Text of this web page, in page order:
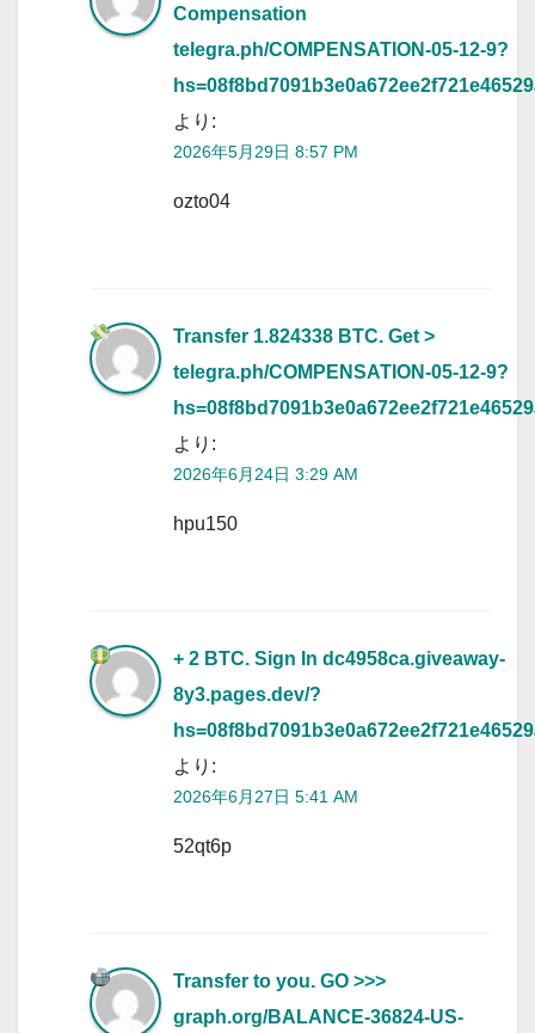
Compensation
telegra.ph/COMPENSATION-05-12-9?
より:
2026年5月29日 8:57 PM
ozto04
Transfer 1.824338 BTC. Get >
telegra.ph/COMPENSATION-05-12-9?
より:
2026年6月24日 3:29 AM
hpu150
+ 2 BTC. Sign In dc4958ca.giveaway-
8y3.pages.dev/?
より:
2026年6月27日 5:41 AM
52qt6p
Transfer to you. GO >>>
graph.org/BALANCE-36824-US-